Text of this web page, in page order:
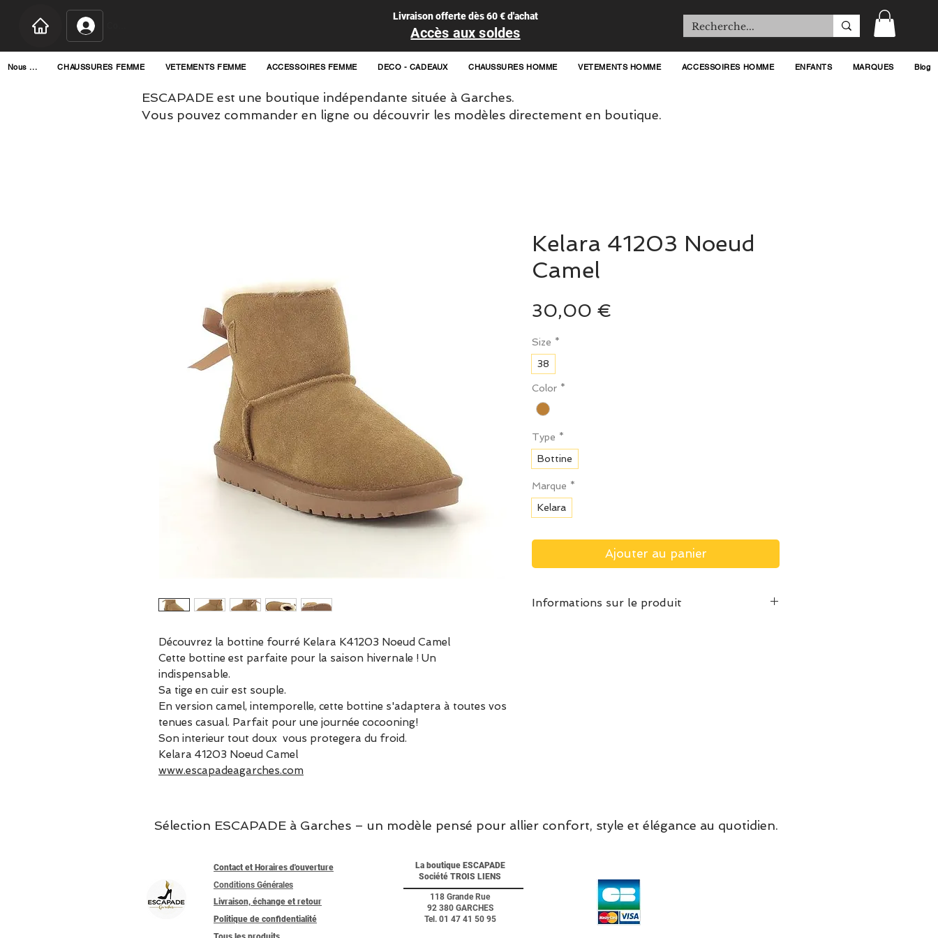
Livraison offerte dès 60 € d'achat
Accès aux soldes
Nous ... CHAUSSURES FEMME VETEMENTS FEMME ACCESSOIRES FEMME DECO - CADEAUX CHAUSSURES HOMME VETEMENTS HOMME ACCESSOIRES HOMME ENFANTS MARQUES Blog
ESCAPADE est une boutique indépendante située à Garches.
Vous pouvez commander en ligne ou découvrir les modèles directement en boutique.
Découvrez la bottine fourré Kelara K41203 Noeud Camel
Cette bottine est parfaite pour la saison hivernale ! Un
indispensable.
Sa tige en cuir est souple.
En version camel, intemporelle, cette bottine s'adaptera à toutes vos
tenues casual. Parfait pour une journée cocooning!
Son interieur tout doux vous protegera du froid.
Kelara 41203 Noeud Camel
www.escapadeagarches.com
Kelara 41203 Noeud
Camel
30,00 €
Size *
38
Color *
Type *
Bottine
Marque *
Kelara
Ajouter au panier
Informations sur le produit
Sélection ESCAPADE à Garches – un modèle pensé pour allier confort, style et élégance au quotidien.
Contact et Horaires d'ouverture
Conditions Générales
Livraison, échange et retour
Politique de confidentialité
La boutique ESCAPADE
Société TROIS LIENS
118 Grande Rue
92 380 GARCHES
Tel. 01 47 41 50 95